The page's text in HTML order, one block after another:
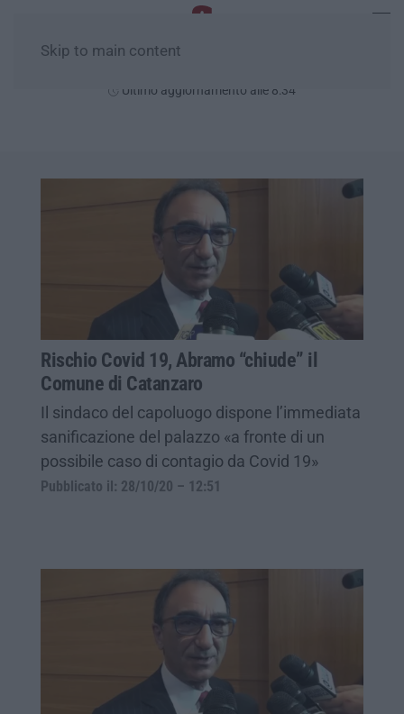
Skip to main content
Ultimo aggiornamento alle 8:34
Rischio Covid 19, Abramo “chiude” il
Comune di Catanzaro
Il sindaco del capoluogo dispone l’immediata
sanificazione del palazzo «a fronte di un
possibile caso di contagio da Covid 19»
Pubblicato il: 28/10/20 – 12:51